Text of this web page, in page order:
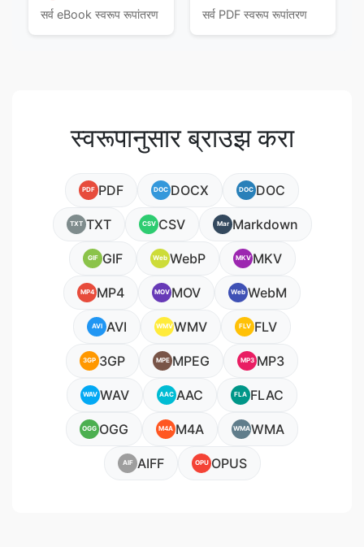
सर्व eBook स्वरूप रूपांतरण सर्व PDF स्वरूप रूपांतरण
स्वरूपानुसार ब्राउझ करा
PDF PDF DOC DOCX DOC DOC
TXT TXT CSV CSV Mar Markdown
GIF GIF Web WebP MKV MKV
MP4 MP4 MOV MOV Web WebM
AVI AVI WMVWMV FLV FLV
3GP 3GP MPE MPEG MP3 MP3
WAV WAV AAC AAC FLA FLAC
OGG OGG M4A M4A WMAWMA
AIF AIFF OPU OPUS